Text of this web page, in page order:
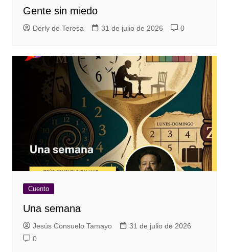
Gente sin miedo
Derly de Teresa 31 de julio de 2026 0
Cuento
Una semana
Jesús Consuelo Tamayo
31 de julio de 2026
0